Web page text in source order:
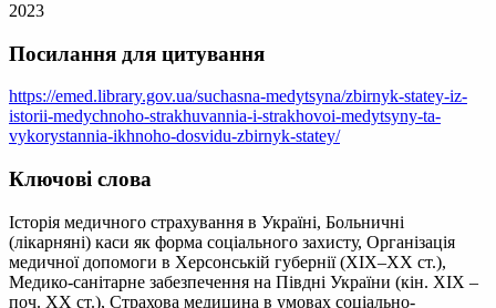
2023
Посилання для цитування
https://emed.library.gov.ua/suchasna-medytsyna/zbirnyk-statey-iz-
istorii-medychnoho-strakhuvannia-i-strakhovoi-medytsyny-ta-
vykorystannia-ikhnoho-dosvidu-zbirnyk-statey/
Ключові слова
Історія медичного страхування в Україні, Больничні
(лікарняні) каси як форма соціального захисту, Організація
медичної допомоги в Херсонській губернії (XIX–XX ст.),
Медико-санітарне забезпечення на Півдні України (кін. XIX –
поч. XX ст.), Страхова медицина в умовах соціально-